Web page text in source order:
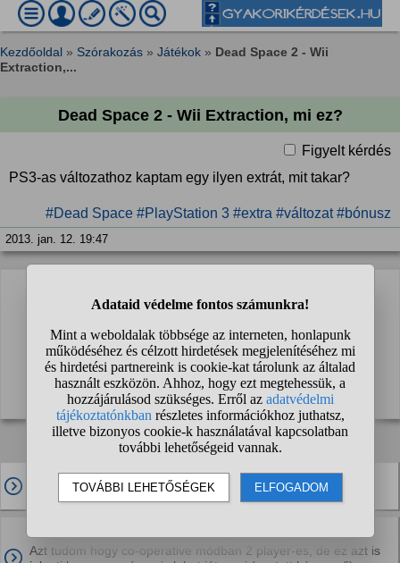
Kezdőoldal » Szórakozás » Játékok » Dead Space 2 - Wii
Extraction,...
Dead Space 2 - Wii Extraction, mi ez?
Figyelt kérdés
PS3-as változathoz kaptam egy ilyen extrát, mit takar?
#Dead Space #PlayStation 3 #extra #változat #bónusz
2013. jan. 12. 19:47
Sajnos még nem érkezett válasz a kérdésre.
Kapcsolódó kérdések:
Szeretnék érdeklődni, hogy játszanak-e még a Dead
Space 2 pc-s verzió multiplayerével?
Azt tudom hogy co-operative módban 2 player-es, de ez azt is